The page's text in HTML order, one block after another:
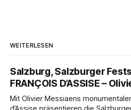
WEITERLESEN
Salzburg, Salzburger
FRANÇOIS D’ASSISE –
Mit Olivier Messiaens